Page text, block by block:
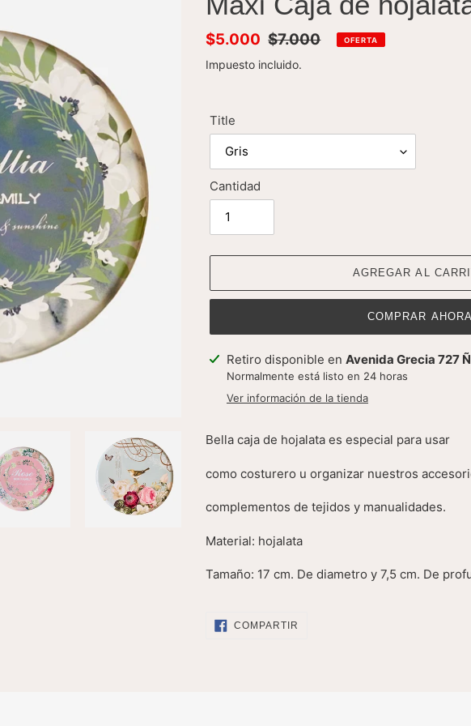
Precio
de
$5.000 Precio
habitual
$7.000 OFERTA
Impuesto incluido.
Title
Cantidad
AGREGAR AL
COMPRAR AHORA
Agregando
producto
carrito
Retiro disponible en Avenida Grecia 727
Normalmente está listo en 24 horas
Ver información de la tienda
Bella caja de hojalata es especial para usar
como costurero u organizar nuestros
complementos de tejidos y manualidades.
Material: hojalata
Tamaño: 17 cm. De diametro y 7,5 cm. De
COMPARTIR